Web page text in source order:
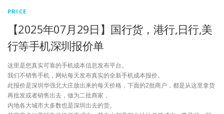
PRICE
【2025年07月29日】国行货，港行,日行,美
行等手机深圳报价单
这里是您真实可靠的手机成本信息发布平台。
我们不销售手机，网站每天发布真实的全新手机成本报价。
此报价是深圳华强北大庄放出来的每天价格，下面的2批商户，都是从这里拿货
再批发或者销售出去，做为二批商家，
内地各大城市大多数也是深圳出去的货。